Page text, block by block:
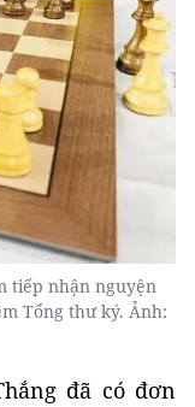
tiếp nhận nguyện
Tổng thư ký. Ảnh:
đã có đơn